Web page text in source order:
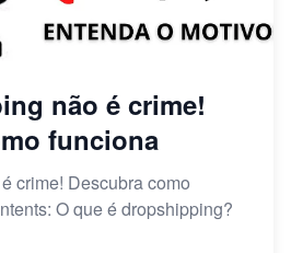
não é crime!
funciona
crime! Descubra como
O que é dropshipping?